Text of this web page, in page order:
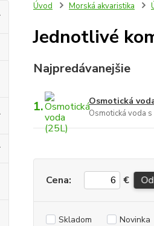
Úvod Morská akvaristika
Jednotlivé
Najpredávanejšie
1. Osmotická
Osmotická voda
Cena: € Od
Skladom Novinka